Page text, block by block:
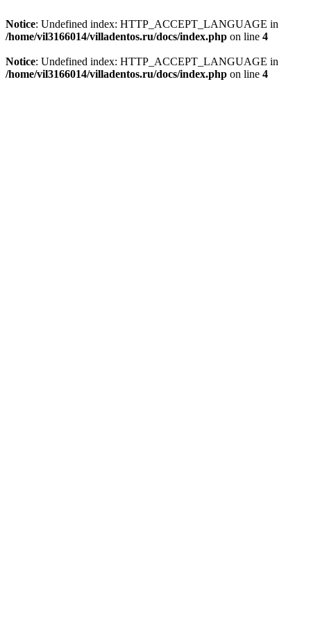
Notice: Undefined index: HTTP_ACCEPT_LANGUAGE in
/home/vil3166014/villadentos.ru/docs/index.php on line 4
Notice: Undefined index: HTTP_ACCEPT_LANGUAGE in
/home/vil3166014/villadentos.ru/docs/index.php on line 4